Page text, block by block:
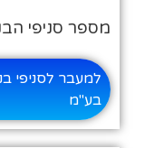
מספר סניפי
למעבר לסניפי
בע"מ